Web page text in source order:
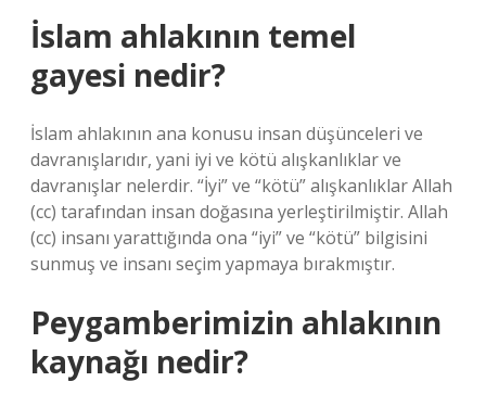
İslam ahlakının temel
gayesi nedir?
İslam ahlakının ana konusu insan düşünceleri ve
davranışlarıdır, yani iyi ve kötü alışkanlıklar ve
davranışlar nelerdir. “İyi” ve “kötü” alışkanlıklar Allah
(cc) tarafından insan doğasına yerleştirilmiştir. Allah
(cc) insanı yarattığında ona “iyi” ve “kötü” bilgisini
sunmuş ve insanı seçim yapmaya bırakmıştır.
Peygamberimizin ahlakının
kaynağı nedir?